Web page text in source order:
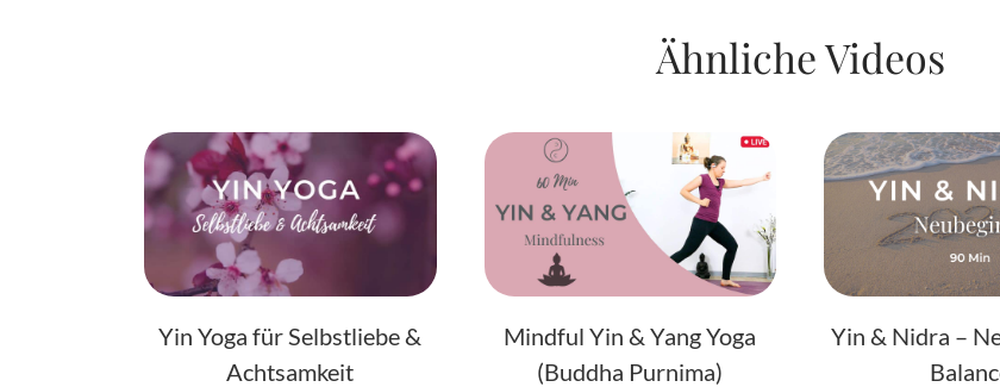
Ähnliche Videos
Yin Yoga für Selbstliebe &
Achtsamkeit
Mindful Yin & Yang Yoga
(Buddha Purnima)
Yin & Nidra –